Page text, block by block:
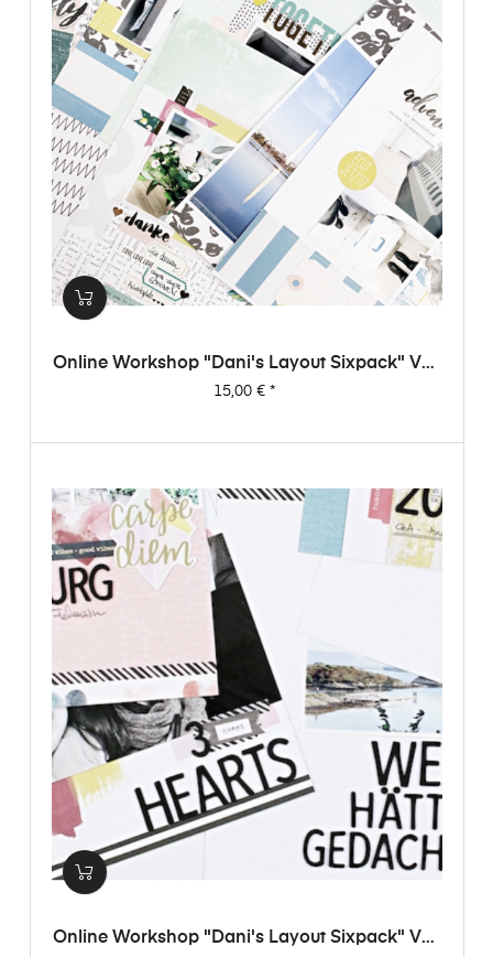
Online Workshop "Dani's Layout Sixpack" Vol.
3
Preis
15,00 €*
Online Workshop "Dani's Layout Sixpack" Vol.